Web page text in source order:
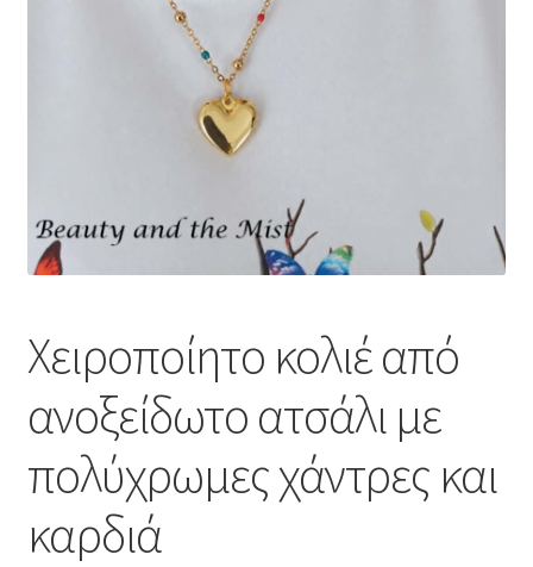
Χειροποίητο κολιέ από
ανοξείδωτο ατσάλι με
πολύχρωμες χάντρες και
καρδιά